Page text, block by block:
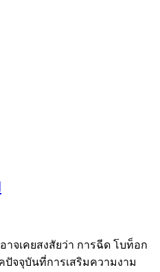
จเคยสงสัยว่า การฉีด โบท็อก
ปัจจุบันที่การเสริมความงาม